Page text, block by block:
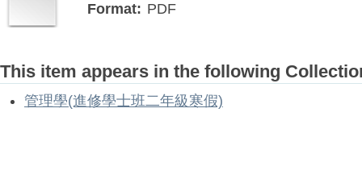
Format: PDF
This item appears in the following
管理學(進修學士班二年級寒假)